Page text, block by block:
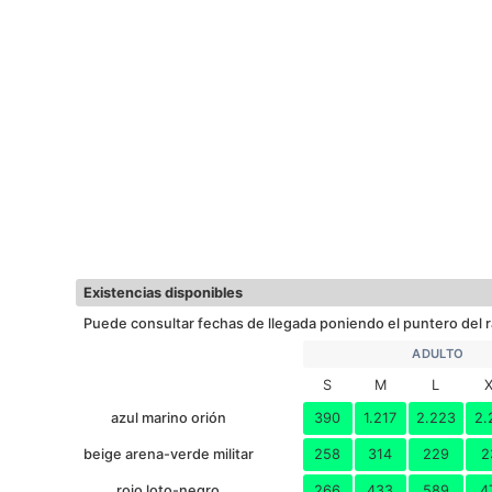
Existencias disponibles
Puede consultar fechas de llegada poniendo el puntero del
ADULTO
S M L
azul marino orión
390 1.217 2.223
beige arena-verde militar 258 314 229